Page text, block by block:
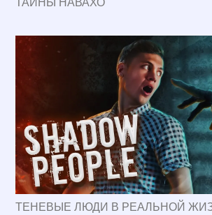
ТАЙНЫ НАВАХО
ТЕНЕВЫЕ ЛЮДИ В РЕАЛЬНОЙ